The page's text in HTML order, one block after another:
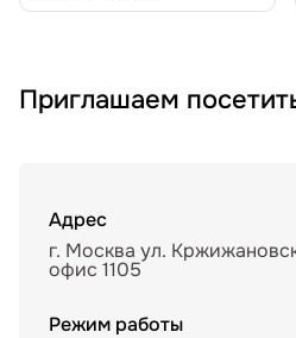
Приглашаем
Адрес
г. Москва ул.
офис 1105
Режим работы